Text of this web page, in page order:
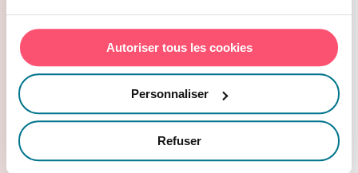
Autoriser tous les cookies
Personnaliser
Refuser
4. Peux-tu partager
une anecdote
marquante ou insolite
vécue chez Vivetic
Group ?